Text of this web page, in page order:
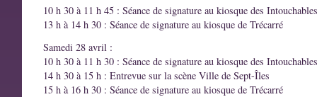
10 h 30 à 11 h 45 : Séance de signature au kiosque des Intouchables
13 h à 14 h 30 : Séance de signature au kiosque de Trécarré
Samedi 28 avril :
10 h 30 à 11 h 30 : Séance de signature au kiosque des Intouchables
14 h 30 à 15 h : Entrevue sur la scène Ville de Sept-Îles
15 h à 16 h 30 : Séance de signature au kiosque de Trécarré